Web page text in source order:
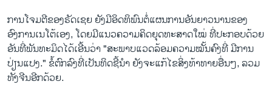
ການ​ໂຈມ​ຕີ​ຂອງຣັດ​ເຊຍ​ ຍັງ​ມີ​ອິດ​ທິພົນ​ຕໍ່​ແຜນການ​ອັນ​ຍາວ​ນານ​ຂອງ​
ອົງການ​ເນໂຕ້​ເອງ, ໂດຍ​ມີ​ແນວຄວາມ​ຄິດ​ຍຸດ​ທະ​ສາດ​ໃໝ່ ​ທີ່​ປະກອບ​ດ້ວຍ​
ອັນ​ທີ່​ພັນທະ​ມິດ​ໄດ້​ເອີ້ນ​ວ່າ "ສະພາບ​ແວດ​ລ້ອມ​ຄວາມ​ໝັ້ນ​ຄົງທີ່ ມີ​ການ​
ປ່ຽນ​ແປງ." ຂໍ້​ຕົກລົງ​ທີ່​ເປັນ​ທິດຊີ້​ນຳ​ ຍັງ​ຈະ​ແກ້​ໄຂ​ສິ່ງ​ທ້າ​ທາຍ​ອື່ນໆ, ລວມ
ທັງ​ຈີນອີກ​ດ້ວຍ.